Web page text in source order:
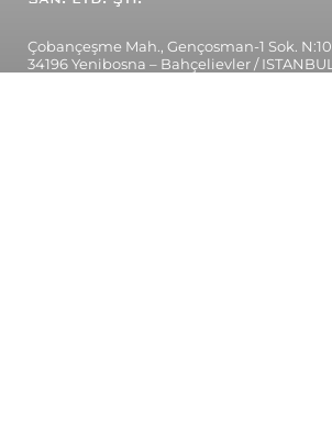
Çobançeşme Mah., Gençosman-1 Sok. N:10
34196 Yenibosna – Bahçelievler / ISTANBUL